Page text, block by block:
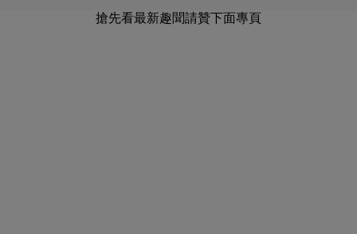
搶先看最新趣聞請贊下面專頁